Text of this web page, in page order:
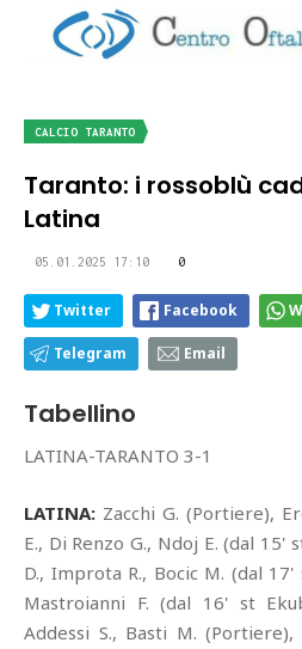
CALCIO TARANTO
Taranto: i rossoblù
Latina
05.01.2025 17:10 0
Twitter Facebook
Telegram Email
Tabellino
LATINA-TARANTO 3-1
LATINA: Zacchi G. (Portiere),
E., Di Renzo G., Ndoj E. (dal 15'
D., Improta R., Bocic M. (dal
Mastroianni F. (dal 16' st
Addessi S., Basti M.